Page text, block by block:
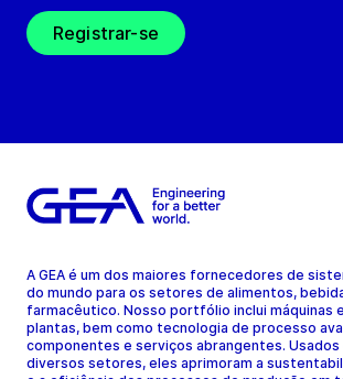
Registrar-se
A GEA é um dos maiores fornecedores de
do mundo para os setores de alimentos,
farmacêutico. Nosso portfólio inclui máquinas e
plantas, bem como tecnologia de processo
componentes e serviços abrangentes. Usados
diversos setores, eles aprimoram a